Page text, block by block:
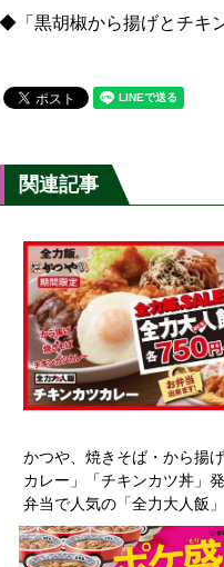
◆「黒胡椒から揚げとチキ
関連記事
かつや、焼きそば・から揚
カレー」「チキンカツ丼」
弁当で人気の「全力大人飯